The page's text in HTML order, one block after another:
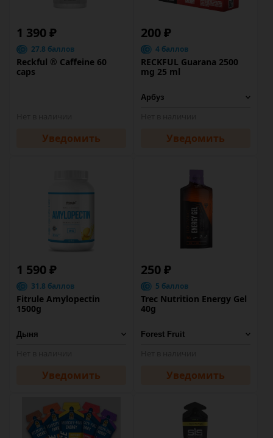
1 390 ₽
27.8 баллов
Reckful ® Caffeine 60
caps
Уведомить
200 ₽
4 баллов
RECKFUL Guarana 2500
mg 25 ml
Уведомить
1 590 ₽
31.8 баллов
Fitrule Amylopectin
1500g
Уведомить
250 ₽
5 баллов
Trec Nutrition Energy Gel
40g
Уведомить